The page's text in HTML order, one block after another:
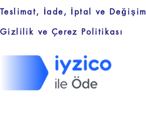
Teslimat, İade, İptal ve Değişim
Gizlilik ve Çerez Politikası